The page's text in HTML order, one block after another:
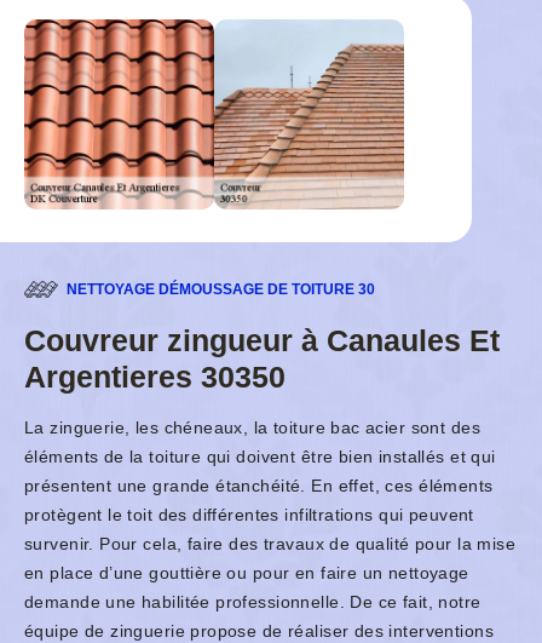
NETTOYAGE DÉMOUSSAGE DE TOITURE 30
Couvreur zingueur à Canaules Et
Argentieres 30350
La zinguerie, les chéneaux, la toiture bac acier sont des
éléments de la toiture qui doivent être bien installés et qui
présentent une grande étanchéité. En effet, ces éléments
protègent le toit des différentes infiltrations qui peuvent
survenir. Pour cela, faire des travaux de qualité pour la mise
en place d’une gouttière ou pour en faire un nettoyage
demande une habilitée professionnelle. De ce fait, notre
équipe de zinguerie propose de réaliser des interventions